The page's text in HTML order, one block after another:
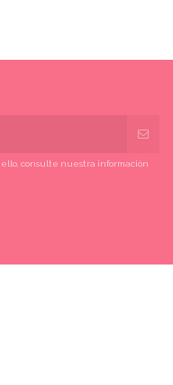
consulte nuestra información